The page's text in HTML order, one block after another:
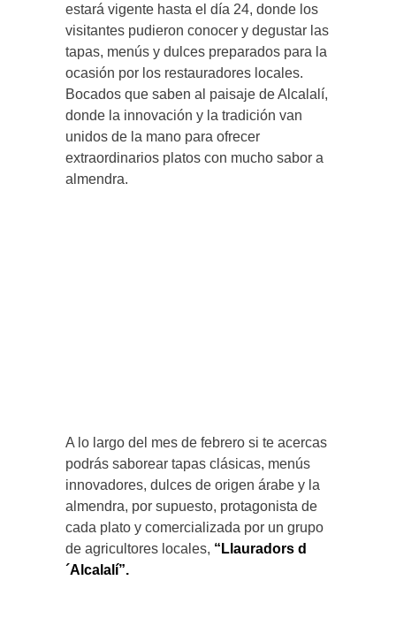
estará vigente hasta el día 24, donde los
visitantes pudieron conocer y degustar las
tapas, menús y dulces preparados para la
ocasión por los restauradores locales.
Bocados que saben al paisaje de Alcalalí,
donde la innovación y la tradición van
unidos de la mano para ofrecer
extraordinarios platos con mucho sabor a
almendra.
A lo largo del mes de febrero si te acercas
podrás saborear tapas clásicas, menús
innovadores, dulces de origen árabe y la
almendra, por supuesto, protagonista de
cada plato y comercializada por un grupo
de agricultores locales, “Llauradors d
´Alcalalí”.